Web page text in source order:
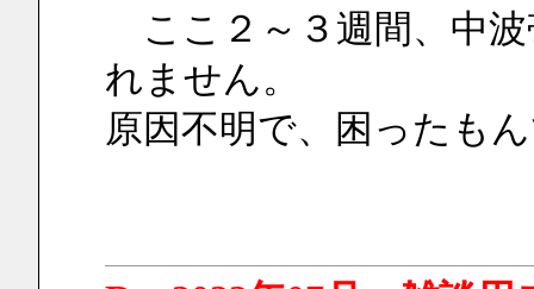
ここ２～３週間、中
れません。
原因不明で、困ったも